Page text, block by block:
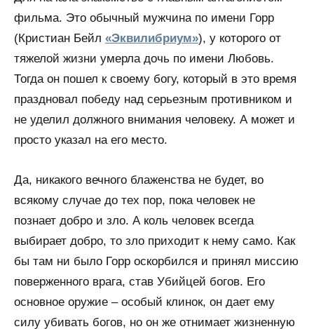
фильма. Это обычный мужчина по имени Горр
(Кристиан Бейл «Эквилибриум»), у которого от
тяжелой жизни умерла дочь по имени Любовь.
Тогда он пошел к своему богу, который в это время
праздновал победу над серьезным противником и
не уделил должного внимания человеку. А может и
просто указал на его место.
Да, никакого вечного блаженства не будет, во
всякому случае до тех пор, пока человек не
познает добро и зло. А коль человек всегда
выбирает добро, то зло приходит к нему само. Как
бы там ни было Горр оскорбился и принял миссию
поверженного врага, став Убийцей богов. Его
основное оружие – особый клинок, он дает ему
силу убивать богов, но он же отнимает жизненную